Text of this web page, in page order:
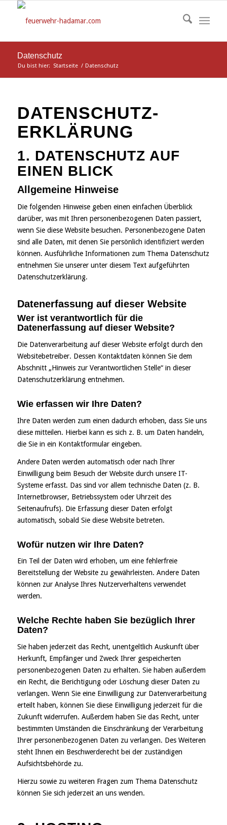
Datenschutz
Du bist hier: Startseite / Datenschutz
DATENSCHUTZ­
ERKLÄRUNG
1. DATENSCHUTZ AUF
EINEN BLICK
Allgemeine Hinweise
Die folgenden Hinweise geben einen einfachen Überblick
darüber, was mit Ihren personenbezogenen Daten passiert,
wenn Sie diese Website besuchen. Personenbezogene Daten
sind alle Daten, mit denen Sie persönlich identifiziert werden
können. Ausführliche Informationen zum Thema Datenschutz
entnehmen Sie unserer unter diesem Text aufgeführten
Datenschutzerklärung.
Datenerfassung auf dieser Website
Wer ist verantwortlich für die
Datenerfassung auf dieser Website?
Die Datenverarbeitung auf dieser Website erfolgt durch den
Websitebetreiber. Dessen Kontaktdaten können Sie dem
Abschnitt „Hinweis zur Verantwortlichen Stelle“ in dieser
Datenschutzerklärung entnehmen.
Wie erfassen wir Ihre Daten?
Ihre Daten werden zum einen dadurch erhoben, dass Sie uns
diese mitteilen. Hierbei kann es sich z. B. um Daten handeln,
die Sie in ein Kontaktformular eingeben.
Andere Daten werden automatisch oder nach Ihrer
Einwilligung beim Besuch der Website durch unsere IT-
Systeme erfasst. Das sind vor allem technische Daten (z. B.
Internetbrowser, Betriebssystem oder Uhrzeit des
Seitenaufrufs). Die Erfassung dieser Daten erfolgt
automatisch, sobald Sie diese Website betreten.
Wofür nutzen wir Ihre Daten?
Ein Teil der Daten wird erhoben, um eine fehlerfreie
Bereitstellung der Website zu gewährleisten. Andere Daten
können zur Analyse Ihres Nutzerverhaltens verwendet
werden.
Welche Rechte haben Sie bezüglich Ihrer
Daten?
Sie haben jederzeit das Recht, unentgeltlich Auskunft über
Herkunft, Empfänger und Zweck Ihrer gespeicherten
personenbezogenen Daten zu erhalten. Sie haben außerdem
ein Recht, die Berichtigung oder Löschung dieser Daten zu
verlangen. Wenn Sie eine Einwilligung zur Datenverarbeitung
erteilt haben, können Sie diese Einwilligung jederzeit für die
Zukunft widerrufen. Außerdem haben Sie das Recht, unter
bestimmten Umständen die Einschränkung der Verarbeitung
Ihrer personenbezogenen Daten zu verlangen. Des Weiteren
steht Ihnen ein Beschwerderecht bei der zuständigen
Aufsichtsbehörde zu.
Hierzu sowie zu weiteren Fragen zum Thema Datenschutz
können Sie sich jederzeit an uns wenden.